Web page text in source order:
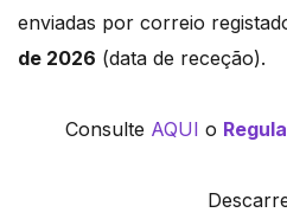
enviadas por correio
de 2026 (data de receção).
Consulte AQUI o